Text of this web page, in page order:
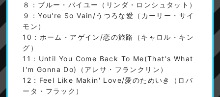
８：ブルー・バイユー（リンダ・ロンシュタット）
９：You're So Vain/うつろな愛（カーリー・サイ
モン）
10：ホーム・アゲイン/恋の旅路（キャロル・キン
グ）
11：Until You Come Back To Me(That's What
I'm Gonna Do)（アレサ・フランクリン）
12：Feel Like Makin' Love/愛のためいき（ロバ
ータ・フラック）